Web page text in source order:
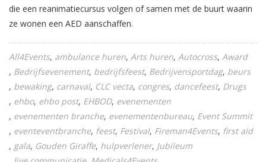
die een reanimatiecursus volgen of samen met de buurt waarin
ze wonen een AED aanschaffen.
All4Events ambulance huren Arts huren Autocross Award
Bedrijfsevenement bedrijfsfeest Bedrijvensportdag beurs
bewaking carnaval CLC vecta congres dancefeest Drugs
ehbo ehbo post EHBOD evenementen
evenementen branche evenementenbureau Event Summit
eventeventbranche feest Festival Fireman4Events first aid
gala Gouden Giraffe hulpverlener Jubileum